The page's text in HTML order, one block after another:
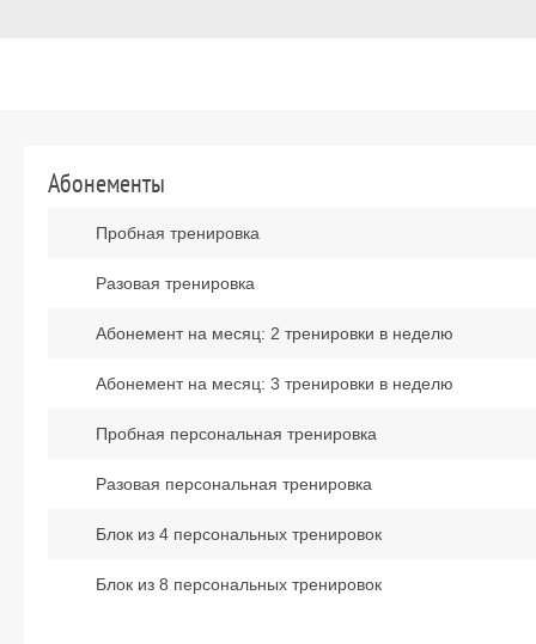
Абонементы
Пробная тренировка
Разовая тренировка
Абонемент на месяц: 2 тренировки в неделю
Абонемент на месяц: 3 тренировки в неделю
Пробная персональная тренировка
Разовая персональная тренировка
Блок из 4 персональных тренировок
Блок из 8 персональных тренировок